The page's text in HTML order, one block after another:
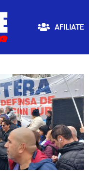
AFILIATE